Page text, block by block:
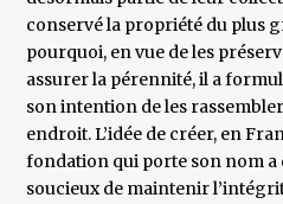
conservé la propriété du plus
pourquoi, en vue de les
assurer la pérennité, il a
son intention de les
endroit. L’idée de créer, en
fondation qui porte son nom a
soucieux de maintenir